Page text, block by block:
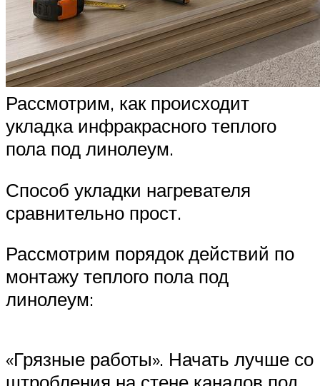
Рассмотрим, как происходит
укладка инфракрасного теплого
пола под линолеум.
Способ укладки нагревателя
сравнительно прост.
Рассмотрим порядок действий по
монтажу теплого пола под
линолеум:
«Грязные работы». Начать лучше со